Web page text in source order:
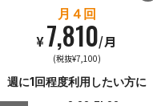
月４回
¥7,810/月
(税抜¥7,100)
週に1回程度利用したい方に
10:00-23:00
土曜